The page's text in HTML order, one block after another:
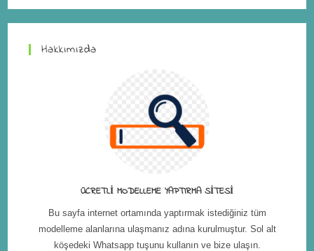
Hakkımızda
ÜCRETLI MODELLEME YAPTIRMA SITESI
Bu sayfa internet ortamında yaptırmak istediğiniz tüm
modelleme alanlarına ulaşmanız adına kurulmuştur. Sol alt
köşedeki Whatsapp tuşunu kullanın ve bize ulaşın.